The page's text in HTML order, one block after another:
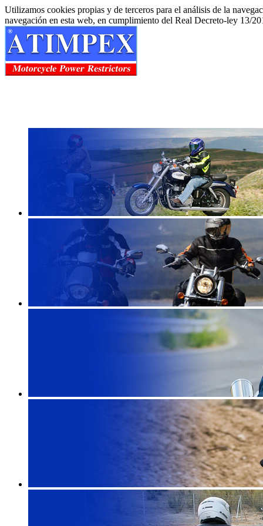
Utilizamos cookies propias y de terceros para el análisis de la
navegación en esta web, en cumplimiento del Real Decreto-ley 13/